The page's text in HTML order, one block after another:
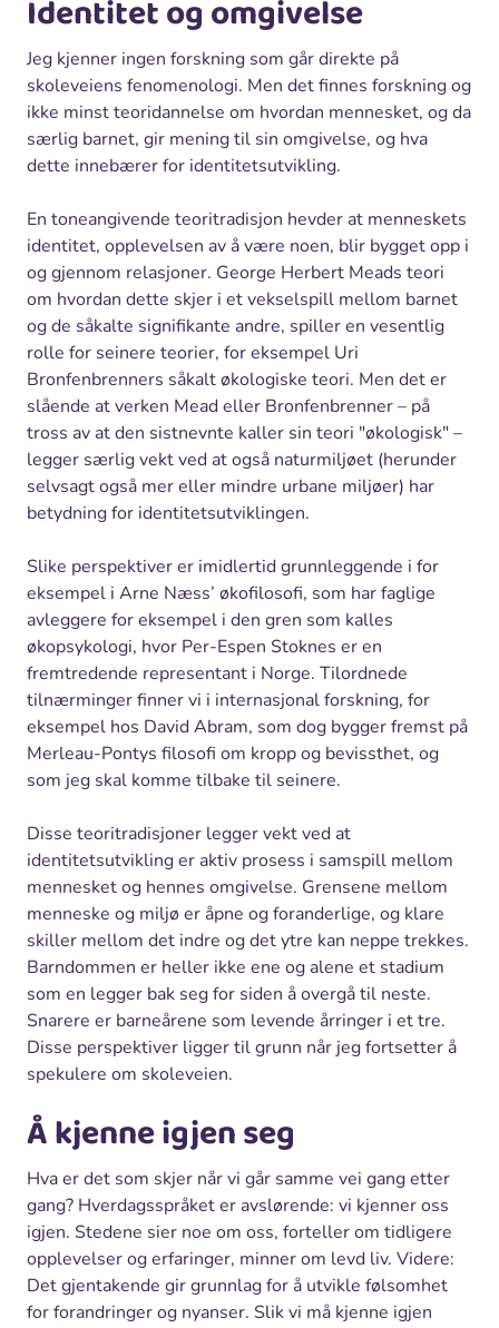
Identitet og omgivelse
Jeg kjenner ingen forskning som går direkte på
skoleveiens fenomenologi. Men det finnes forskning og
ikke minst teoridannelse om hvordan mennesket, og da
særlig barnet, gir mening til sin omgivelse, og hva
dette innebærer for identitetsutvikling.
En toneangivende teoritradisjon hevder at menneskets
identitet, opplevelsen av å være noen, blir bygget opp i
og gjennom relasjoner. George Herbert Meads teori
om hvordan dette skjer i et vekselspill mellom barnet
og de såkalte signifikante andre, spiller en vesentlig
rolle for seinere teorier, for eksempel Uri
Bronfenbrenners såkalt økologiske teori. Men det er
slående at verken Mead eller Bronfenbrenner – på
tross av at den sistnevnte kaller sin teori "økologisk" –
legger særlig vekt ved at også naturmiljøet (herunder
selvsagt også mer eller mindre urbane miljøer) har
betydning for identitetsutviklingen.
Slike perspektiver er imidlertid grunnleggende i for
eksempel i Arne Næss’ økofilosofi, som har faglige
avleggere for eksempel i den gren som kalles
økopsykologi, hvor Per-Espen Stoknes er en
fremtredende representant i Norge. Tilordnede
tilnærminger finner vi i internasjonal forskning, for
eksempel hos David Abram, som dog bygger fremst på
Merleau-Pontys filosofi om kropp og bevissthet, og
som jeg skal komme tilbake til seinere.
Disse teoritradisjoner legger vekt ved at
identitetsutvikling er aktiv prosess i samspill mellom
mennesket og hennes omgivelse. Grensene mellom
menneske og miljø er åpne og foranderlige, og klare
skiller mellom det indre og det ytre kan neppe trekkes.
Barndommen er heller ikke ene og alene et stadium
som en legger bak seg for siden å overgå til neste.
Snarere er barneårene som levende årringer i et tre.
Disse perspektiver ligger til grunn når jeg fortsetter å
spekulere om skoleveien.
Å kjenne igjen seg
Hva er det som skjer når vi går samme vei gang etter
gang? Hverdagsspråket er avslørende: vi kjenner oss
igjen. Stedene sier noe om oss, forteller om tidligere
opplevelser og erfaringer, minner om levd liv. Videre:
Det gjentakende gir grunnlag for å utvikle følsomhet
for forandringer og nyanser. Slik vi må kjenne igjen